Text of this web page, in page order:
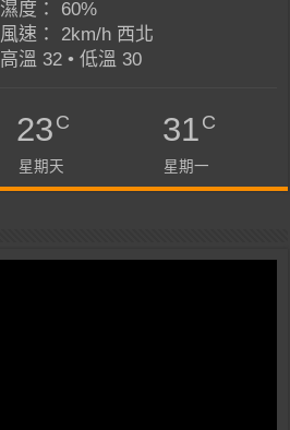
濕度： 60%
風速： 2km/h 西北
高溫 32 • 低溫 30
23C
星期天
31C
星期一